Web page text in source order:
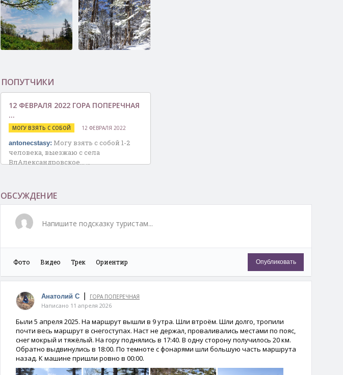
Гора Поворотная
ПОПУТЧИКИ
12 ФЕВРАЛЯ 2022 ГОРА ПОПЕРЕЧНАЯ
…
МОГУ ВЗЯТЬ С СОБОЙ 12 ФЕВРАЛЯ 2022
antonecstasy: Могу взять с собой 1-2
человека, выезжаю с села
ВлАлександровское... …
ОБСУЖДЕНИЕ
Напишите подсказку туристам...
Фото Видео Трек Ориентир Опубликовать
Анатолий С ГОРА ПОПЕРЕЧНАЯ
Написано 11 апреля 2026
Были 5 апреля 2025. На маршрут вышли в 9 утра. Шли втроём. Шли долго, тропили
почти весь маршрут в снегоступах. Наст не держал, проваливались местами по пояс,
снег мокрый и тяжёлый. На гору поднялись в 17:40. В одну сторону получилось 20 км.
Обратно выдвинулись в 18:00. По темноте с фонарями шли большую часть маршрута
назад. К машине пришли ровно в 00:00.